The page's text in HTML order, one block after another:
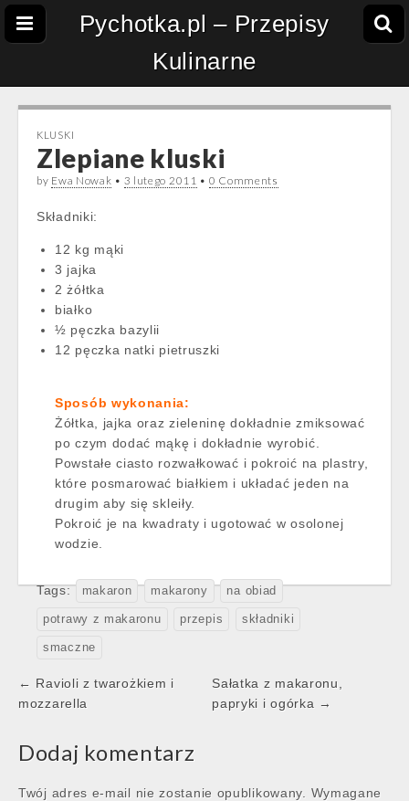
Pychotka.pl – Przepisy
Kulinarne
KLUSKI
Zlepiane kluski
by Ewa Nowak • 3 lutego 2011 • 0 Comments
Składniki:
12 kg mąki
3 jajka
2 żółtka
białko
½ pęczka bazylii
12 pęczka natki pietruszki
Sposób wykonania:
Żółtka, jajka oraz zieleninę dokładnie zmiksować
po czym dodać mąkę i dokładnie wyrobić.
Powstałe ciasto rozwałkować i pokroić na plastry,
które posmarować białkiem i układać jeden na
drugim aby się skleiły.
Pokroić je na kwadraty i ugotować w osolonej
wodzie.
Tags: makaron makarony na obiad
potrawy z makaronu przepis składniki
smaczne
Post
navigation
← Ravioli z twarożkiem i
mozzarella
Sałatka z makaronu,
papryki i ogórka →
Dodaj komentarz
Twój adres e-mail nie zostanie opublikowany.
Wymagane